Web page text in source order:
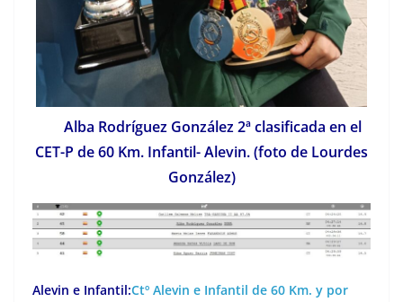
Alba Rodríguez González 2ª clasificada en el
CET-P de 60 Km. Infantil- Alevin. (foto de Lourdes
González)
Alevin e Infantil:Ctº Alevin e Infantil de 60 Km. y por